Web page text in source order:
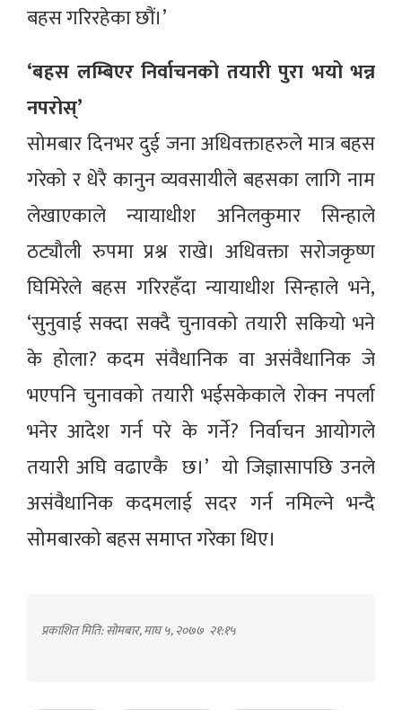
बहस गरिरहेका छौं।’
‘बहस लम्बिएर निर्वाचनको तयारी पुरा भयो भन्न
नपरोस्’
सोमबार दिनभर दुई जना अधिवक्ताहरुले मात्र बहस
गरेको र धेरै कानुन व्यवसायीले बहसका लागि नाम
लेखाएकाले न्यायाधीश अनिलकुमार सिन्हाले
ठट्यौली रुपमा प्रश्न राखे। अधिवक्ता सरोजकृष्ण
घिमिरेले बहस गरिरहँदा न्यायाधीश सिन्हाले भने,
‘सुनुवाई सक्दा सक्दै चुनावको तयारी सकियो भने
के होला? कदम संवैधानिक वा असंवैधानिक जे
भएपनि चुनावको तयारी भईसकेकाले रोक्न नपर्ला
भनेर आदेश गर्न परे के गर्ने? निर्वाचन आयोगले
तयारी अघि वढाएकै छ।’ यो जिज्ञासापछि उनले
असंवैधानिक कदमलाई सदर गर्न नमिल्ने भन्दै
सोमबारको बहस समाप्त गरेका थिए।
प्रकाशित मिति: सोमबार, माघ ५, २०७७ २१:१५